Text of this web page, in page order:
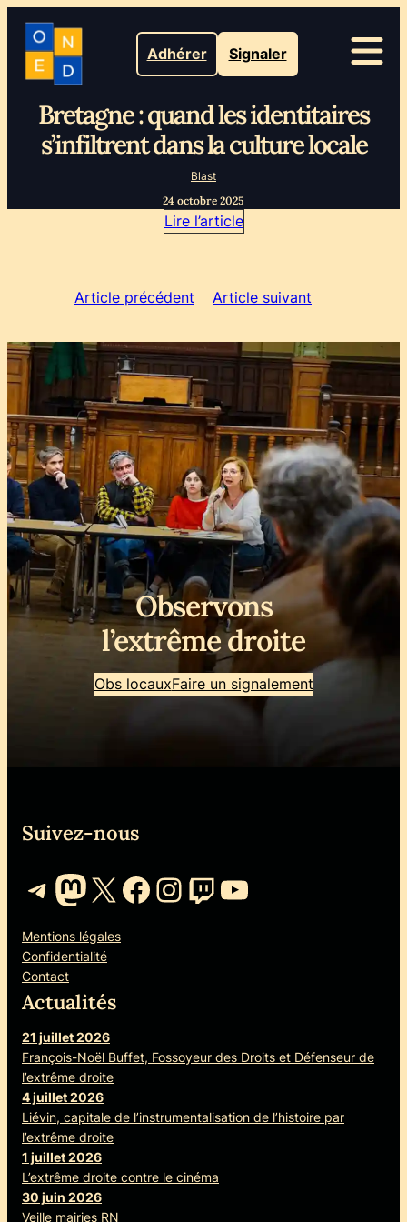
Adhérer Signaler
Bretagne : quand les identitaires
s’infiltrent dans la culture locale
Blast
24 octobre 2025
Lire l’article
Article précédent Article suivant
Observons
l’extrême droite
Obs locauxFaire un signalement
Suivez-nous
Telegram
Mastodon
X Facebook
Instagram
Twitch
YouTube
Mentions légales
Confidentialité
Contact
Actualités
21 juillet 2026
François-Noël Buffet, Fossoyeur des Droits et Défenseur de
l’extrême droite
4 juillet 2026
Liévin, capitale de l’instrumentalisation de l’histoire par
l’extrême droite
1 juillet 2026
L’extrême droite contre le cinéma
30 juin 2026
Veille mairies RN